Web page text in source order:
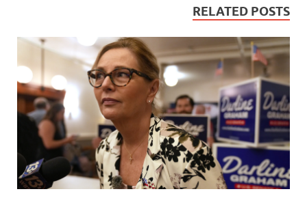
RELATED POSTS